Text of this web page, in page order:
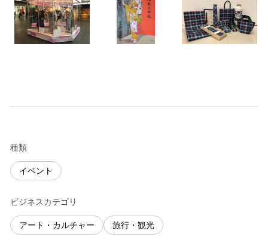
種類
イベント
ビジネスカテゴリ
アート・カルチャー 旅行・観光